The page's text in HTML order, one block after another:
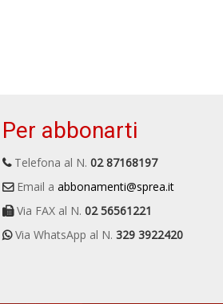
Per abbonarti
Telefona al N. 02 87168197
Email a abbonamenti@sprea.it
Via FAX al N. 02 56561221
Via WhatsApp al N. 329 3922420